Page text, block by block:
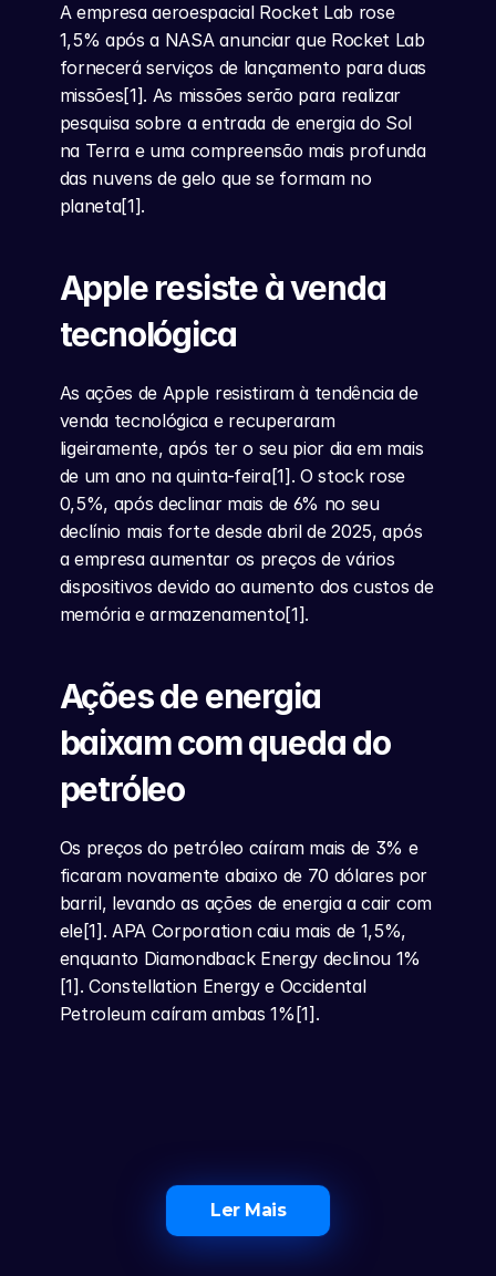
A empresa aeroespacial Rocket Lab rose
1,5% após a NASA anunciar que Rocket Lab
fornecerá serviços de lançamento para duas
missões[1]. As missões serão para realizar
pesquisa sobre a entrada de energia do Sol
na Terra e uma compreensão mais profunda
das nuvens de gelo que se formam no
planeta[1].
Apple resiste à venda
tecnológica
As ações de Apple resistiram à tendência de
venda tecnológica e recuperaram
ligeiramente, após ter o seu pior dia em mais
de um ano na quinta-feira[1]. O stock rose
0,5%, após declinar mais de 6% no seu
declínio mais forte desde abril de 2025, após
a empresa aumentar os preços de vários
dispositivos devido ao aumento dos custos de
memória e armazenamento[1].
Ações de energia
baixam com queda do
petróleo
Os preços do petróleo caíram mais de 3% e
ficaram novamente abaixo de 70 dólares por
barril, levando as ações de energia a cair com
ele[1]. APA Corporation caiu mais de 1,5%,
enquanto Diamondback Energy declinou 1%
[1]. Constellation Energy e Occidental
Petroleum caíram ambas 1%[1].
Ler Mais